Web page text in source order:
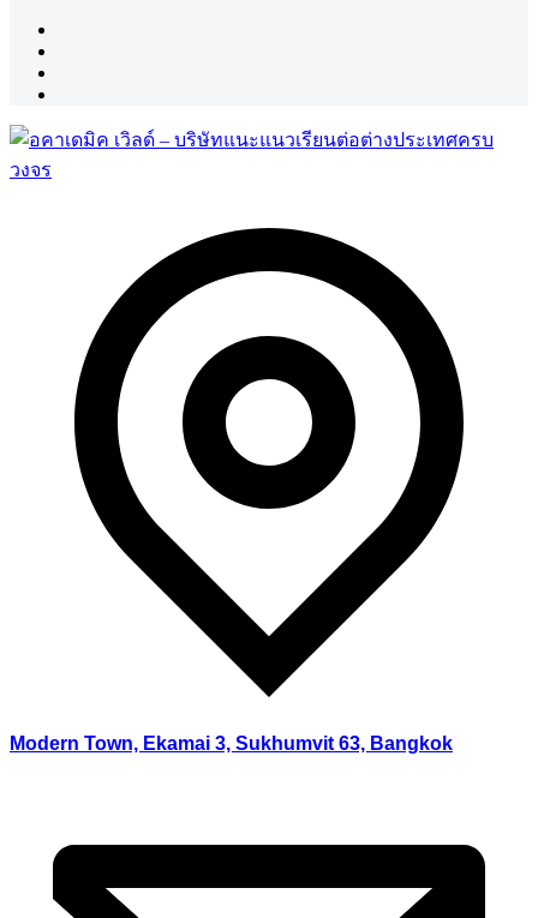
Modern Town, Ekamai 3, Sukhumvit 63, Bangkok